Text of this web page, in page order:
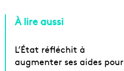
À lire aussi
L’État réfléchit à
augmenter ses aides pour